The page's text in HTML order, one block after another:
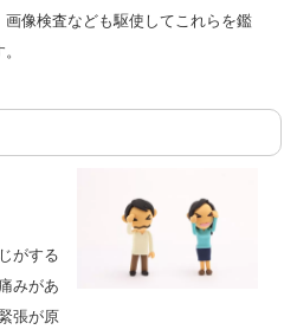
像検査なども駆使してこれらを鑑
がする
みがあ
張が原